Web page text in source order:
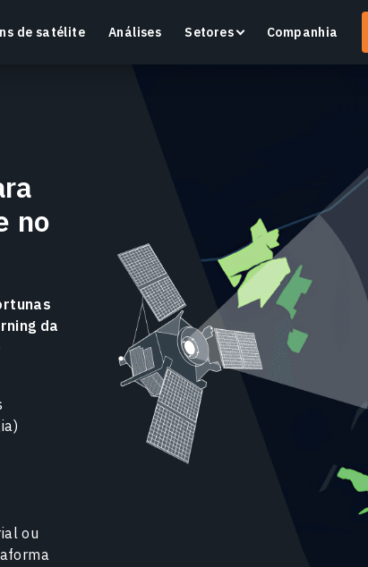
Crop Monitoring
Monitore a saúde das culturas e as condições dos
campos com uma plataforma inteligente de
agricultura de precisão.
de satélite Análises Setores Companhia
no
da
ou